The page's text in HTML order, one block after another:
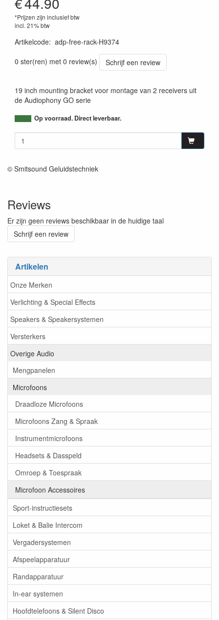
Artikelen
Onze Merken
Verlichting & Special Effects
Speakers & Speakersystemen
Versterkers
Overige Audio
Mengpanelen
Microfoons
Draadloze Microfoons
Microfoons Zang & Spraak
Instrumentmicrofoons
Headsets & Dasspeld
Omroep & Toespraak
Microfoon Accessoires
Sport-instructiesets
Loket & Balie Intercom
Vergadersystemen
Afspeelapparatuur
Randapparatuur
In-ear systemen
Hoofdtelefoons & Silent Disco
*Prijzen zijn inclusief btw
incl. 21% btw
Artikelcode: adp-free-rack-H9374
0 ster(ren) met 0 review(s)
Schrijf een review
19 inch mounting bracket voor montage van 2 receivers uit
de Audiophony GO serie
Op voorraad. Direct leverbaar.
© Smitsound Geluidstechniek
Reviews
Er zijn geen reviews beschikbaar in de huidige taal
Schrijf een review